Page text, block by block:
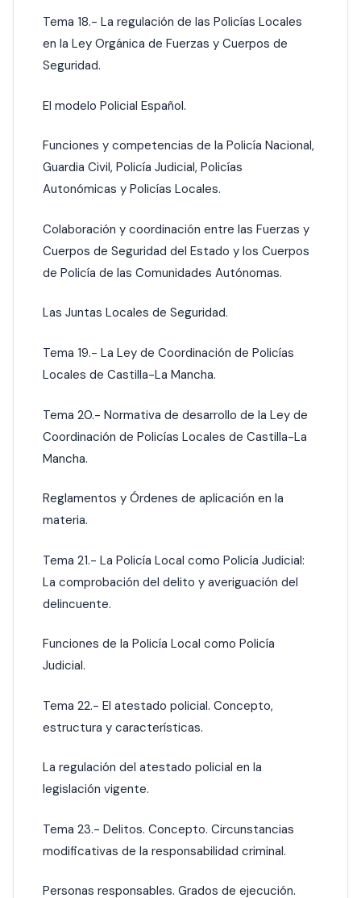
Tema 18.- La regulación de las Policías Locales
en la Ley Orgánica de Fuerzas y Cuerpos de
Seguridad.
El modelo Policial Español.
Funciones y competencias de la Policía Nacional,
Guardia Civil, Policía Judicial, Policías
Autonómicas y Policías Locales.
Colaboración y coordinación entre las Fuerzas y
Cuerpos de Seguridad del Estado y los Cuerpos
de Policía de las Comunidades Autónomas.
Las Juntas Locales de Seguridad.
Tema 19.- La Ley de Coordinación de Policías
Locales de Castilla-La Mancha.
Tema 20.- Normativa de desarrollo de la Ley de
Coordinación de Policías Locales de Castilla-La
Mancha.
Reglamentos y Órdenes de aplicación en la
materia.
Tema 21.- La Policía Local como Policía Judicial:
La comprobación del delito y averiguación del
delincuente.
Funciones de la Policía Local como Policía
Judicial.
Tema 22.- El atestado policial. Concepto,
estructura y características.
La regulación del atestado policial en la
legislación vigente.
Tema 23.- Delitos. Concepto. Circunstancias
modificativas de la responsabilidad criminal.
Personas responsables. Grados de ejecución.